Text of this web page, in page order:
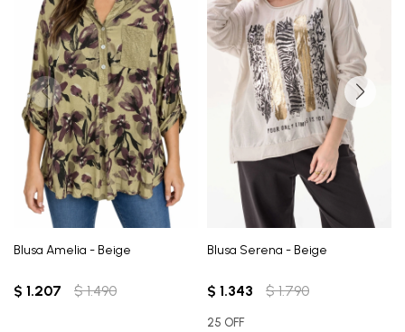
Blusa Amelia - Beige
$ 1.207 $ 1.490
Blusa Serena - Beige
$ 1.343 $ 1.790
25 OFF